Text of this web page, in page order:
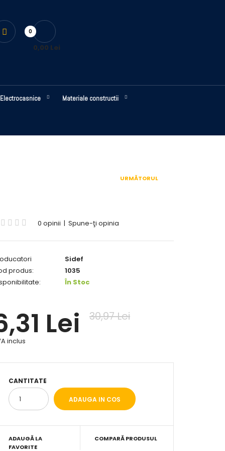
0
0,00 Lei
Electrocasnice Materiale constructii
URMĂTORUL
0 opinii | Spune-ţi opinia
Sidef
produs:
1035
În Stoc
Lei 30,97 Lei
inclus
CANTITATE
ADAUGĂ LA
FAVORITE
COMPARĂ PRODUSUL